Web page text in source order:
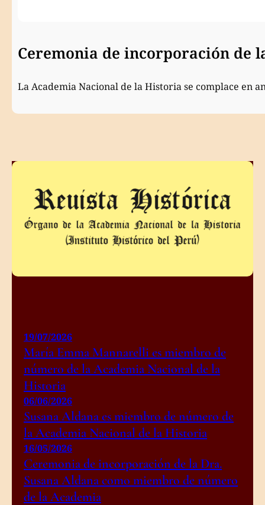
Ceremonia de incorporación de
La Academia Nacional de la Historia se complace en
19/07/2026
María Emma Mannarelli es miembro de
número de la Academia Nacional de la
Historia
06/06/2026
Susana Aldana es miembro de número de
la Academia Nacional de la Historia
16/05/2026
Ceremonia de incorporación de la Dra.
Susana Aldana como miembro de número
de la Academia